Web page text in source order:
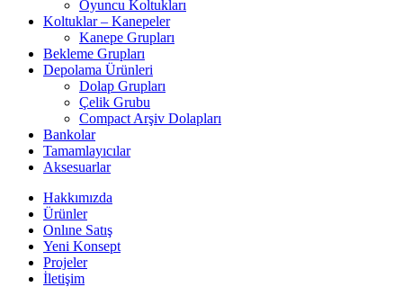
Oyuncu Koltukları
Koltuklar – Kanepeler
Kanepe Grupları
Bekleme Grupları
Depolama Ürünleri
Dolap Grupları
Çelik Grubu
Compact Arşiv Dolapları
Bankolar
Tamamlayıcılar
Aksesuarlar
Hakkımızda
Ürünler
Onlıne Satış
Yeni Konsept
Projeler
İletişim